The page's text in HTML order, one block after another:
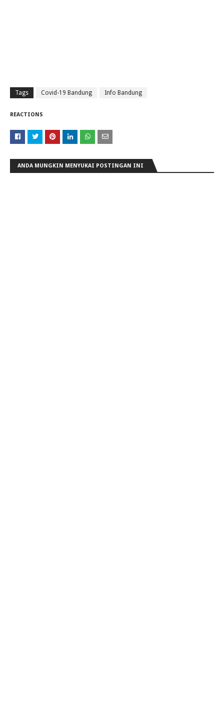
Tags Covid-19 Bandung Info Bandung
REACTIONS
ANDA MUNGKIN MENYUKAI POSTINGAN INI